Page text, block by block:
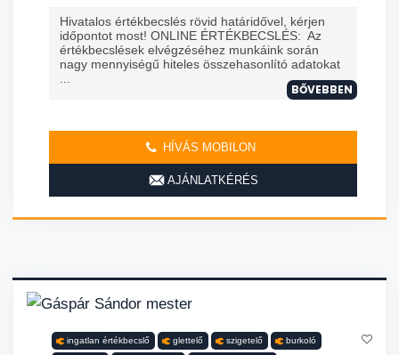
Hivatalos értékbecslés rövid határidővel, kérjen
időpontot most! ONLINE ÉRTÉKBECSLÉS: Az
értékbecslések elvégzéséhez munkáink során
nagy mennyiségű hiteles összehasonlító adatokat
BŐVEBBEN
HÍVÁS MOBILON
AJÁNLATKÉRÉS
ingatlan értékbecslő glettelő szigetelő burkoló